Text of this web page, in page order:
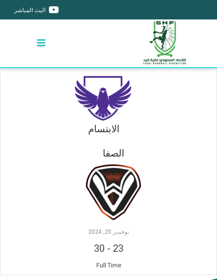
البث المباشر
الابتسام
الصفا
نوفمبر 25, 2024
23
-
30
Full Time